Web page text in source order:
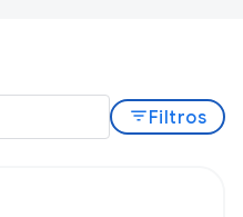
filter_listFiltros